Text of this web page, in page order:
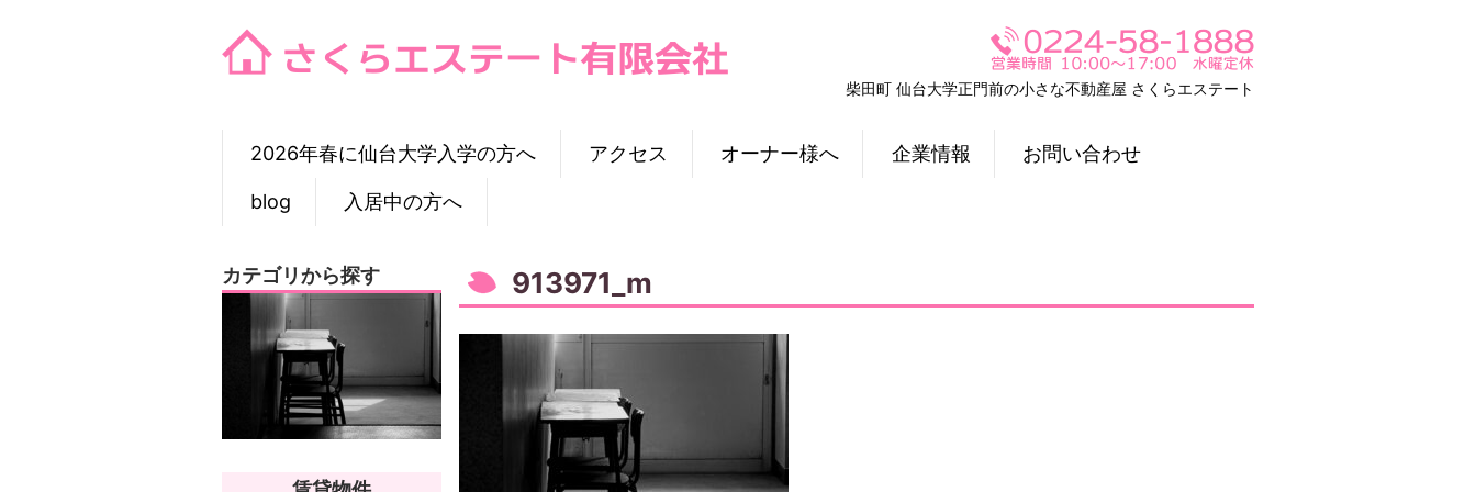
柴田町 仙台大学正門前の小さな不動産屋 さくらエステート
2026年春に仙台大学入学の方へ アクセス オーナー様へ 企業情報 お問い合わせ
blog 入居中の方へ
913971_m
カテゴリから探す